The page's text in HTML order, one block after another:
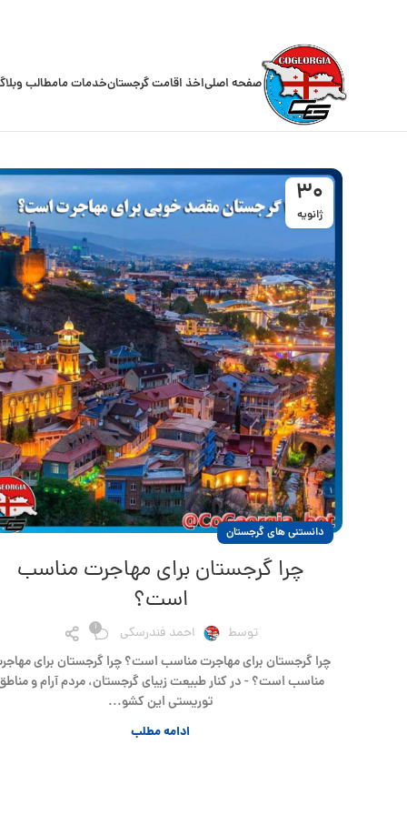
صفحه اصلیاخذ اقامت گرجستانخدمات مامطالب
30
ژانویه
دانستنی های گرجستان
چرا گرجستان برای مهاجرت مناسب
است؟
توسط احمد فندرسکی 1
چرا گرجستان برای مهاجرت مناسب است؟ چرا گرجستان برای
مناسب است؟ - در کنار طبیعت زیبای گرجستان، مردم آرام و
توریستی این کشو...
ادامه مطلب